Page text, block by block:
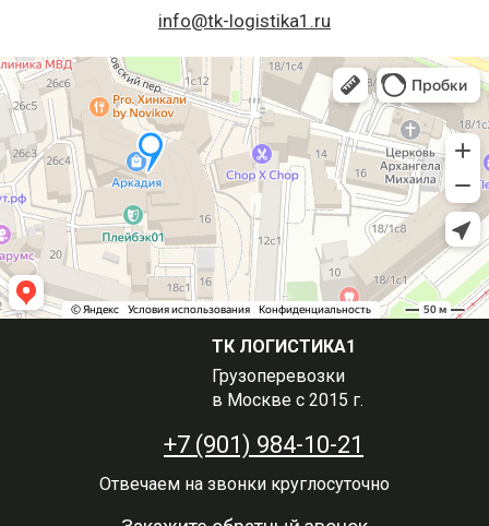
info@tk-logistika1.ru
ТК ЛОГИСТИКА1
Грузоперевозки
в Москве с 2015 г.
+7 (901) 984-10-21
Отвечаем на звонки круглосуточно